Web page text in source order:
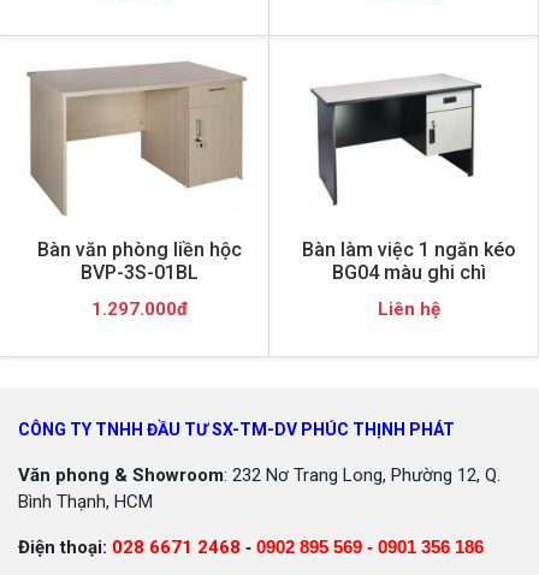
Bàn văn phòng liền hộc
BVP-3S-01BL
1.297.000đ
Bàn làm việc 1 ngăn kéo
BG04 màu ghi chì
Liên hệ
CÔNG TY TNHH ĐẦU TƯ SX-TM-DV PHÚC THỊNH PHÁT
Văn phong & Showroom: 232 Nơ Trang Long, Phường 12, Q.
Bình Thạnh, HCM
Điện thoại: 028 6671 2468 - 0902 895 569 - 0901 356 186